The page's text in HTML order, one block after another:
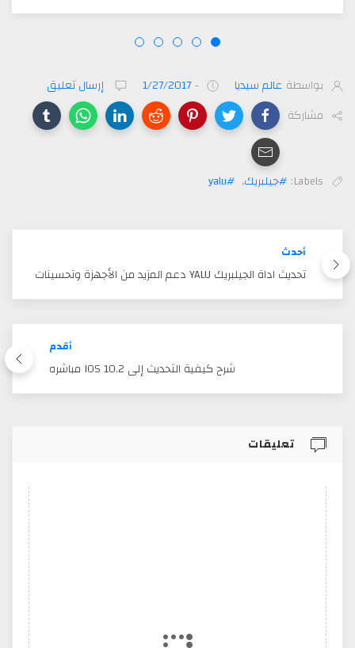
بواسطة عالم سيديا 1/27/2017
إرسال تعليق
مشاركة
Labels: #جيلبريك,
#yalu
تحديث اداة الجيلبريك YALU دعم المزيد من الأجهزة وتحسينات
شرح كيفية التحديث إلى IOS 10.2 مباشره
تعليقات